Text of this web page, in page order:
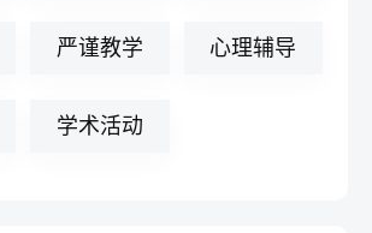
严谨教学 心理辅导
学术活动